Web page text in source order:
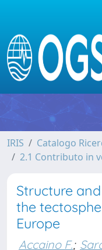
IRIS Catalogo
2.1 Contributo in
Structure
the
Europe
Accaino F.;